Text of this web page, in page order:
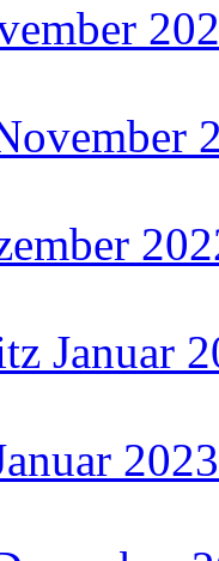
Januar
2023